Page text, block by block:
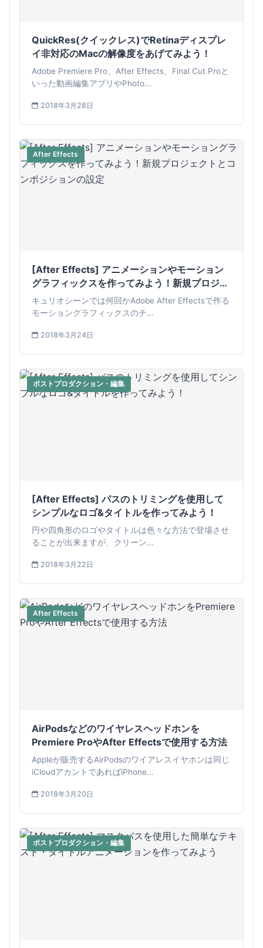
QuickRes(クイックレス)でRetinaディスプレ
イ非対応のMacの解像度をあげてみよう！
Adobe Premiere Pro、After Effects、Final Cut Proと
いった動画編集アプリやPhoto...
2018年3月28日
After Effects
[After Effects] アニメーションやモーション
グラフィックスを作ってみよう！新規プロジェ
クトとコンポジションの設定
キュリオシーンでは何回かAdobe After Effectsで作る
モーショングラフィックスのチ...
2018年3月24日
ポストプロダクション・編集
[After Effects] パスのトリミングを使用して
シンプルなロゴ&タイトルを作ってみよう！
円や四角形のロゴやタイトルは色々な方法で登場させ
ることが出来ますが、クリーン...
2018年3月22日
After Effects
AirPodsなどのワイヤレスヘッドホンを
Premiere ProやAfter Effectsで使用する方法
Appleが販売するAirPodsのワイアレスイヤホンは同じ
iCloudアカントであればiPhone...
2018年3月20日
ポストプロダクション・編集